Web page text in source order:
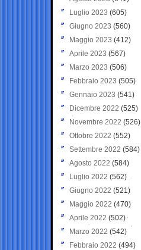
Luglio 2023 (605)
Giugno 2023 (560)
Maggio 2023 (412)
Aprile 2023 (567)
Marzo 2023 (506)
Febbraio 2023 (505)
Gennaio 2023 (541)
Dicembre 2022 (525)
Novembre 2022 (526)
Ottobre 2022 (552)
Settembre 2022 (584)
Agosto 2022 (584)
Luglio 2022 (562)
Giugno 2022 (521)
Maggio 2022 (470)
Aprile 2022 (502)
Marzo 2022 (542)
Febbraio 2022 (494)